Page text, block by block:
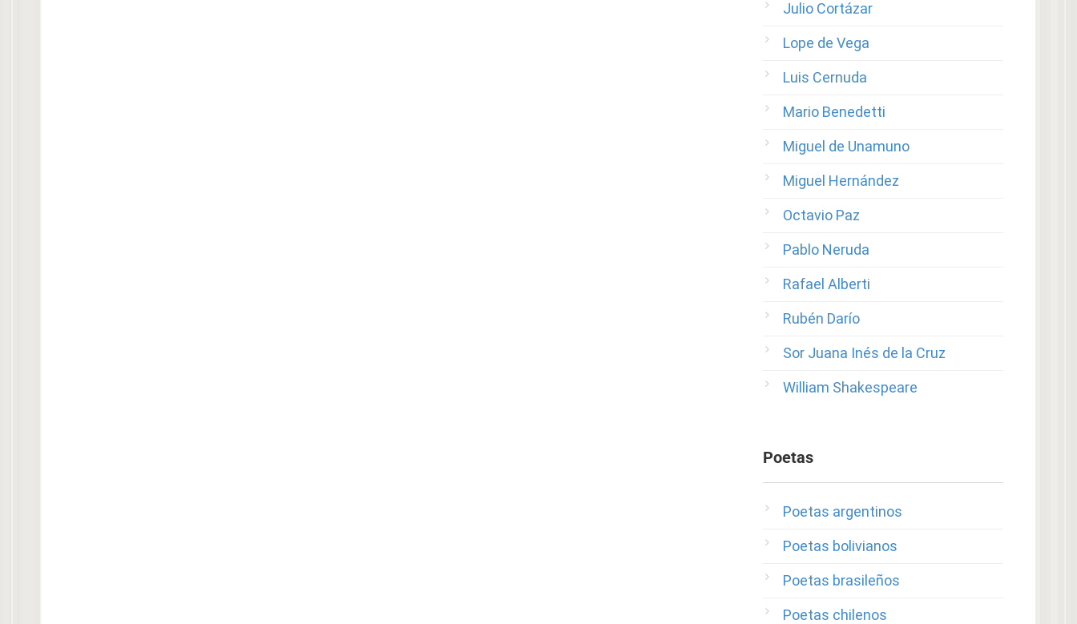
Julio Cortázar
Lope de Vega
Luis Cernuda
Mario Benedetti
Miguel de Unamuno
Miguel Hernández
Octavio Paz
Pablo Neruda
Rafael Alberti
Rubén Darío
Sor Juana Inés de la Cruz
William Shakespeare
Poetas
Poetas argentinos
Poetas bolivianos
Poetas brasileños
Poetas chilenos